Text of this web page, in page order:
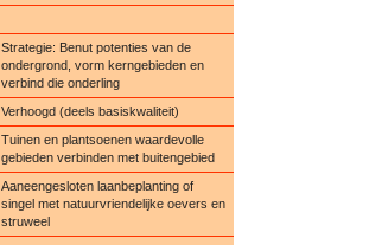
Strategie: Benut potenties van de
ondergrond, vorm kerngebieden en
verbind die onderling
Verhoogd (deels basiskwaliteit)
Tuinen en plantsoenen waardevolle
gebieden verbinden met buitengebied
Aaneengesloten laanbeplanting of
singel met natuurvriendelijke oevers en
struweel